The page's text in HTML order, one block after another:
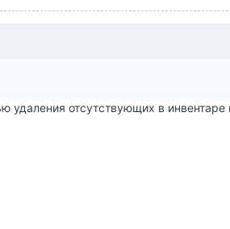
удаления отсутствующих в инвентаре